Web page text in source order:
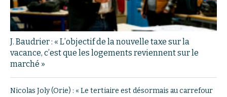
J. Baudrier : « L’objectif de la nouvelle taxe sur la
vacance, c’est que les logements reviennent sur le
marché »
Nicolas Joly (Orie) : « Le tertiaire est désormais au carrefour